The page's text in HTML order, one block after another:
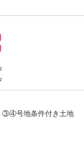
号地条件付き土地